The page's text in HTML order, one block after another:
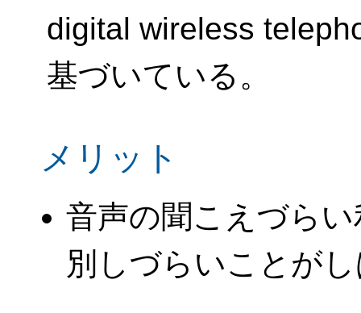
digital wireless
基づいている。
メリット
音声の聞こえづら
別しづらいことが